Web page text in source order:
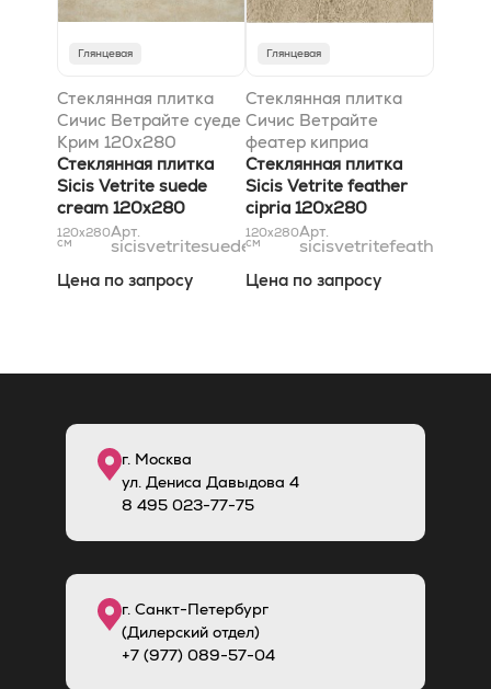
Глянцевая
Стеклянная плитка
Сичис Ветрайте суеде
Крим 120x280
Стеклянная плитка
Sicis Vetrite suede
cream 120x280
120x280
см
Арт.
sicisvetritesuedecream120x280
Цена по запросу
Глянцевая
Стеклянная плитка
Сичис Ветрайте
феатер киприа
120x280
Стеклянная плитка
Sicis Vetrite feather
cipria 120x280
120x280
см
Арт.
Цена по запросу
г. Москва
ул. Дениса Давыдова 4
8 495 023-77-75
г. Санкт-Петербург
(Дилерский отдел)
+7 (977) 089-57-04